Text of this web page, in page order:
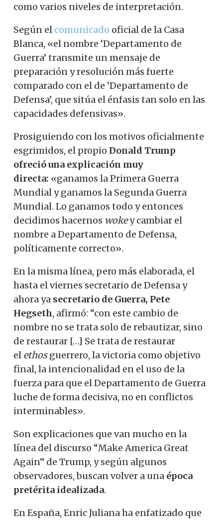
como varios niveles de interpretación.
Según el comunicado oficial de la Casa
Blanca, «el nombre ‘Departamento de
Guerra’ transmite un mensaje de
preparación y resolución más fuerte
comparado con el de ‘Departamento de
Defensa’, que sitúa el énfasis tan solo en las
capacidades defensivas».
Prosiguiendo con los motivos oficialmente
esgrimidos, el propio Donald Trump
ofreció una explicación muy
directa: «ganamos la Primera Guerra
Mundial y ganamos la Segunda Guerra
Mundial. Lo ganamos todo y entonces
decidimos hacernos wokey cambiar el
nombre a Departamento de Defensa,
políticamente correcto».
En la misma línea, pero más elaborada, el
hasta el viernes secretario de Defensa y
ahora ya secretario de Guerra, Pete
Hegseth, afirmó: “con este cambio de
nombre no se trata solo de rebautizar, sino
de restaurar […] Se trata de restaurar
el ethos guerrero, la victoria como objetivo
final, la intencionalidad en el uso de la
fuerza para que el Departamento de Guerra
luche de forma decisiva, no en conflictos
interminables».
Son explicaciones que van mucho en la
línea del discurso “Make America Great
Again” de Trump, y según algunos
observadores, buscan volver a una época
pretérita idealizada.
En España, Enric Juliana ha enfatizado que